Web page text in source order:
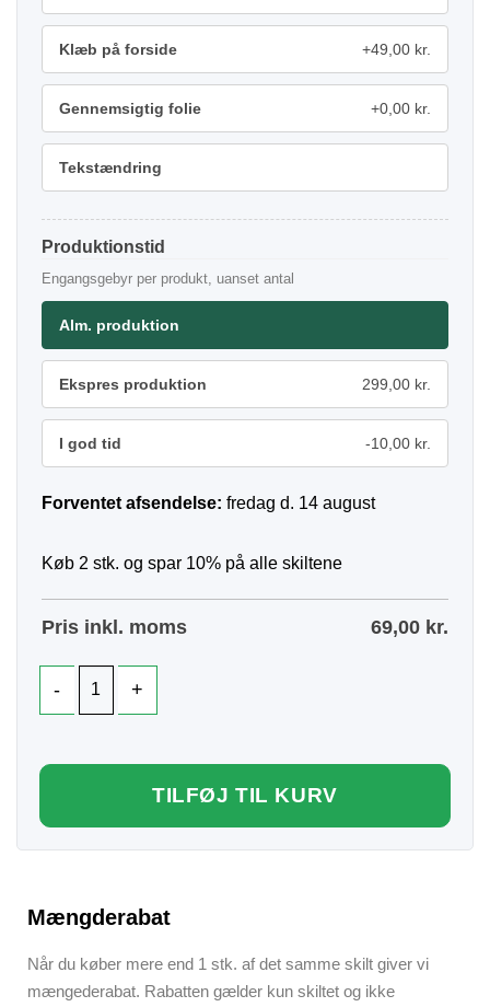
Klæb på forside +49,00 kr.
Gennemsigtig folie +0,00 kr.
Tekstændring
Produktionstid
Engangsgebyr per produkt, uanset antal
Alm. produktion
Ekspres produktion 299,00 kr.
I god tid -10,00 kr.
Forventet afsendelse: fredag d. 14 august
Køb 2 stk. og spar 10% på alle skiltene
Pris inkl. moms 69,00 kr.
TILFØJ TIL KURV
Mængderabat
Når du køber mere end 1 stk. af det samme skilt giver vi
mængederabat. Rabatten gælder kun skiltet og ikke